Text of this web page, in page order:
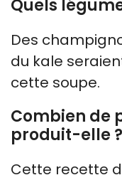
Quels
Des
du kale
cette soupe.
Combien de
produit-elle ?
Cette recette